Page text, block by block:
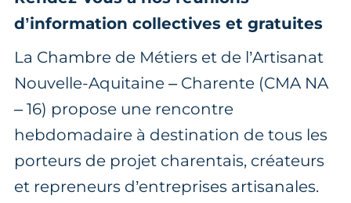
d’information collectives et gratuites
La Chambre de Métiers et de l’Artisanat
Nouvelle-Aquitaine – Charente (CMA NA
– 16) propose une rencontre
hebdomadaire à destination de tous les
porteurs de projet charentais, créateurs
et repreneurs d’entreprises artisanales.